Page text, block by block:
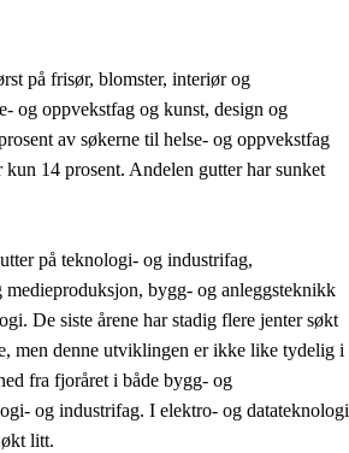
på frisør, blomster, interiør og
og oppvekstfag og kunst, design og
av søkerne til helse- og oppvekstfag
kun 14 prosent. Andelen gutter har sunket
på teknologi- og industrifag,
bygg- og anleggsteknikk
De siste årene har stadig flere jenter søkt
men denne utviklingen er ikke like tydelig i
fra fjoråret i både bygg- og
og industrifag. I elektro- og datateknologi
litt.